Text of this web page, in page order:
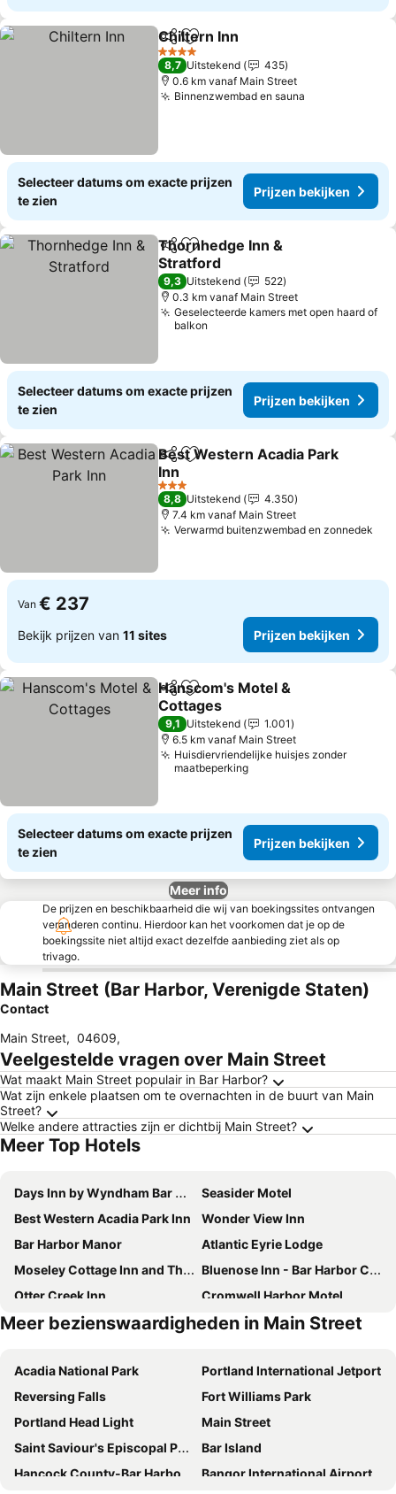
DelenToevoegen aan favorieten
Chiltern Inn
4 Sterren
8,7 Uitstekend
435
0.6 km vanaf Main Street
Binnenzwembad en sauna
Selecteer datums om exacte prijzen
te zien
Prijzen bekijken
DelenToevoegen aan favorieten
Thornhedge Inn &
Stratford
Prijzen bekijken
9,3 Uitstekend
522
0.3 km vanaf Main Street
Geselecteerde kamers met open haard of
balkon
Selecteer datums om exacte prijzen
te zien
Prijzen bekijken
DelenToevoegen aan favorieten
Best Western Acadia Park
Inn
Prijzen bekijken
3 Sterren
8,8 Uitstekend
4.350
7.4 km vanaf Main Street
Verwarmd buitenzwembad en zonnedek
Van € 237
Bekijk prijzen van 11 sites Prijzen bekijken
DelenToevoegen aan favorieten
Hanscom's Motel &
Cottages
Prijzen bekijken
9,1 Uitstekend
1.001
6.5 km vanaf Main Street
Huisdiervriendelijke huisjes zonder
maatbeperking
Selecteer datums om exacte prijzen
te zien
Prijzen bekijken
Meer info
De prijzen en beschikbaarheid die wij van boekingssites ontvangen
veranderen continu. Hierdoor kan het voorkomen dat je op de
boekingssite niet altijd exact dezelfde aanbieding ziet als op
trivago.
Main Street (Bar Harbor, Verenigde Staten)
Contact
Main Street, 04609,
Veelgestelde vragen over Main Street
Wat maakt Main Street populair in Bar Harbor?
Wat zijn enkele plaatsen om te overnachten in de buurt van Main
Street?
Welke andere attracties zijn er dichtbij Main Street?
Meer Top Hotels
Days Inn by Wyndham Bar Harbor
Seasider Motel
Best Western Acadia Park Inn
Wonder View Inn
Bar Harbor Manor
Atlantic Eyrie Lodge
Moseley Cottage Inn and The Town Motel
Bluenose Inn - Bar Harbor Collection
Otter Creek Inn
Cromwell Harbor Motel
Bass Cottage & Ullikana
The Inn on Mount Desert
Atlantic Oceanside Hotel & Conference Center
Acadia Inn
Queen Anne's Revenge
Hampton Inn Bar Harbor
Main Street Motel
Little Fig Hotel
Ivy Manor Inn Village Center
Holbrook House
Acadia Hotel - Downtown
The Bayview
Meer bezienswaardigheden in Main Street
Acadia National Park
Portland International Jetport
Reversing Falls
Fort Williams Park
Portland Head Light
Main Street
Saint Saviour's Episcopal Parish of Bar Harbor
Bar Island
Hancock County-Bar Harbor Airport
Bangor International Airport